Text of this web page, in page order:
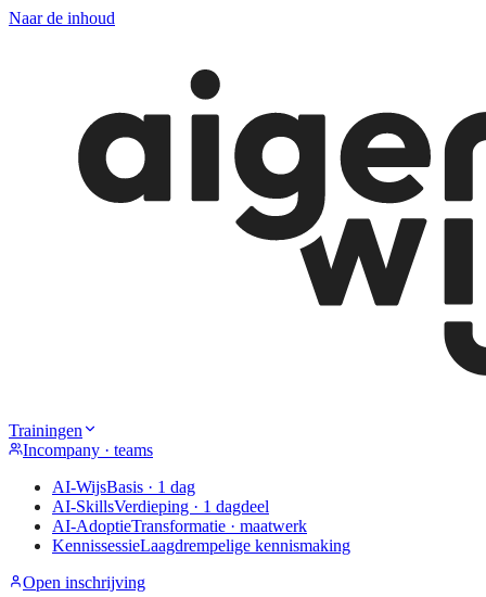
Naar de inhoud
Trainingen
Incompany · teams
AI-WijsBasis · 1 dag
AI-SkillsVerdieping · 1 dagdeel
AI-AdoptieTransformatie · maatwerk
KennissessieLaagdrempelige kennismaking
Open inschrijving